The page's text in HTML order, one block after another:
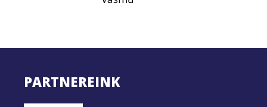
PARTNEREINK